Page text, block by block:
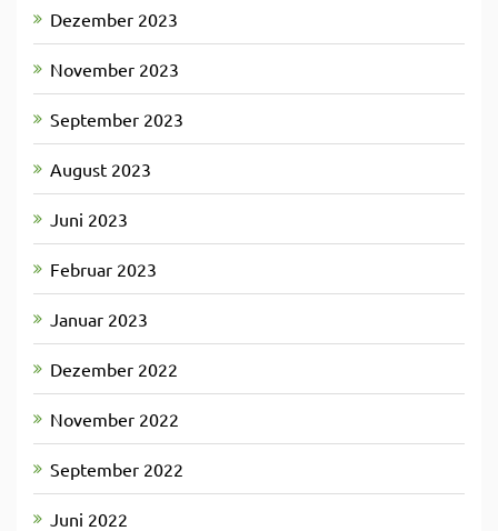
Dezember 2023
November 2023
September 2023
August 2023
Juni 2023
Februar 2023
Januar 2023
Dezember 2022
November 2022
September 2022
Juni 2022